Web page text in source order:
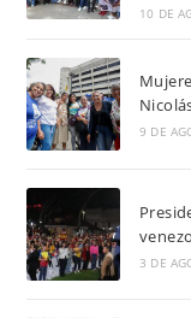
10 DE
9 DE
3 DE